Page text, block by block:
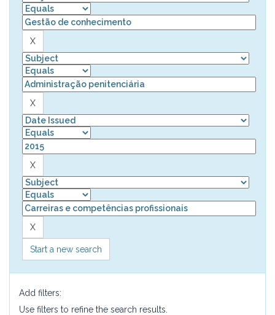
Start a new search
Add filters:
Use filters to refine the search results.